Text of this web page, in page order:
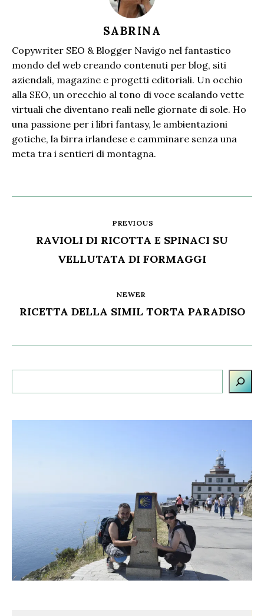
SABRINA
Copywriter SEO & Blogger Navigo nel fantastico
mondo del web creando contenuti per blog, siti
aziendali, magazine e progetti editoriali. Un occhio
alla SEO, un orecchio al tono di voce scalando vette
virtuali che diventano reali nelle giornate di sole. Ho
una passione per i libri fantasy, le ambientazioni
gotiche, la birra irlandese e camminare senza una
meta tra i sentieri di montagna.
PREVIOUS
RAVIOLI DI RICOTTA E SPINACI SU
VELLUTATA DI FORMAGGI
NEWER
RICETTA DELLA SIMIL TORTA PARADISO